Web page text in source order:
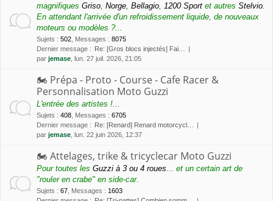
magnifiques Griso Norge Bellagio 1200 Sport et autres Stelvio
En attendant l'arrivée d'un refroidissement liquide, de nouveaux
moteurs ou modèles ?...
Sujets : 502 Messages : 8075
Dernier message : Re: [Gros blocs injectés] Fai…
par jemase , lun. 27 juil. 2026, 21:05
🏍 Prépa - Proto - Course - Cafe Racer &
Personnalisation Moto Guzzi
L'entrée des artistes !...
Sujets : 408 Messages : 6705
Dernier message : Re: [Renard] Renard motorcycl…
par jemase , lun. 22 juin 2026, 12:37
🏍 Attelages, trike & tricyclecar Moto Guzzi
Pour toutes les Guzzi à 3 ou 4 roues ... et un certain art de
"rouler en crabe" en side-car.
Sujets : 67 Messages : 1603